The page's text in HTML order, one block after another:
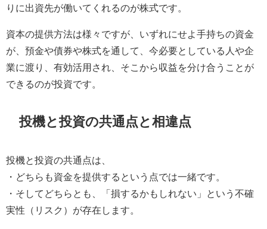
りに出資先が働いてくれるのが株式です。
資本の提供方法は様々ですが、いずれにせよ手持ちの資金
が、預金や債券や株式を通して、今必要としている人や企
業に渡り、有効活用され、そこから収益を分け合うことが
できるのが投資です。
投機と投資の共通点と相違点
投機と投資の共通点は、
・どちらも資金を提供するという点では一緒です。
・そしてどちらとも、「損するかもしれない」という不確
実性（リスク）が存在します。